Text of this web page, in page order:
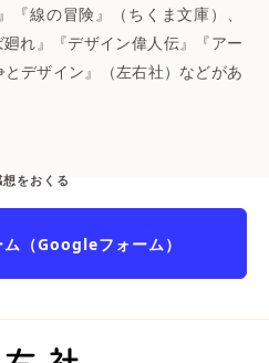
『線の冒険』（ちくま文庫）、
廻れ』『デザイン偉人伝』『アー
デザイン』（左右社）などがあ
をおくる
（Googleフォーム）